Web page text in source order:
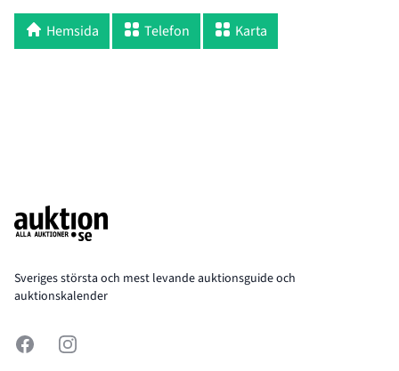
Hemsida Telefon Karta
Sveriges största och mest levande auktionsguide och
auktionskalender
FacebookInstagram